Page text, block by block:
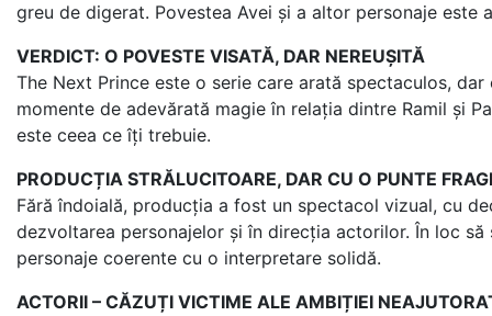
greu de digerat. Povestea Avei și a altor personaje
VERDICT: O POVESTE VISATĂ, DAR NEREUȘITĂ
The Next Prince este o serie care arată spectaculos,
momente de adevărată magie în relația dintre Ramil și
este ceea ce îți trebuie.
PRODUCȚIA STRĂLUCITOARE, DAR CU O PUNTE
Fără îndoială, producția a fost un spectacol vizual, cu
dezvoltarea personajelor și în direcția actorilor. În loc
personaje coerente cu o interpretare solidă.
ACTORII – CĂZUȚI VICTIME ALE AMBIȚIEI